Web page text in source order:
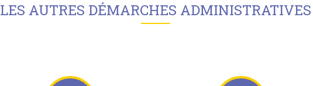
LES AUTRES DÉMARCHES ADMINISTRATIVES